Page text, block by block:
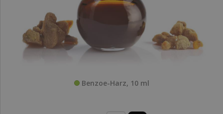
Benzoe-Harz, 10 ml